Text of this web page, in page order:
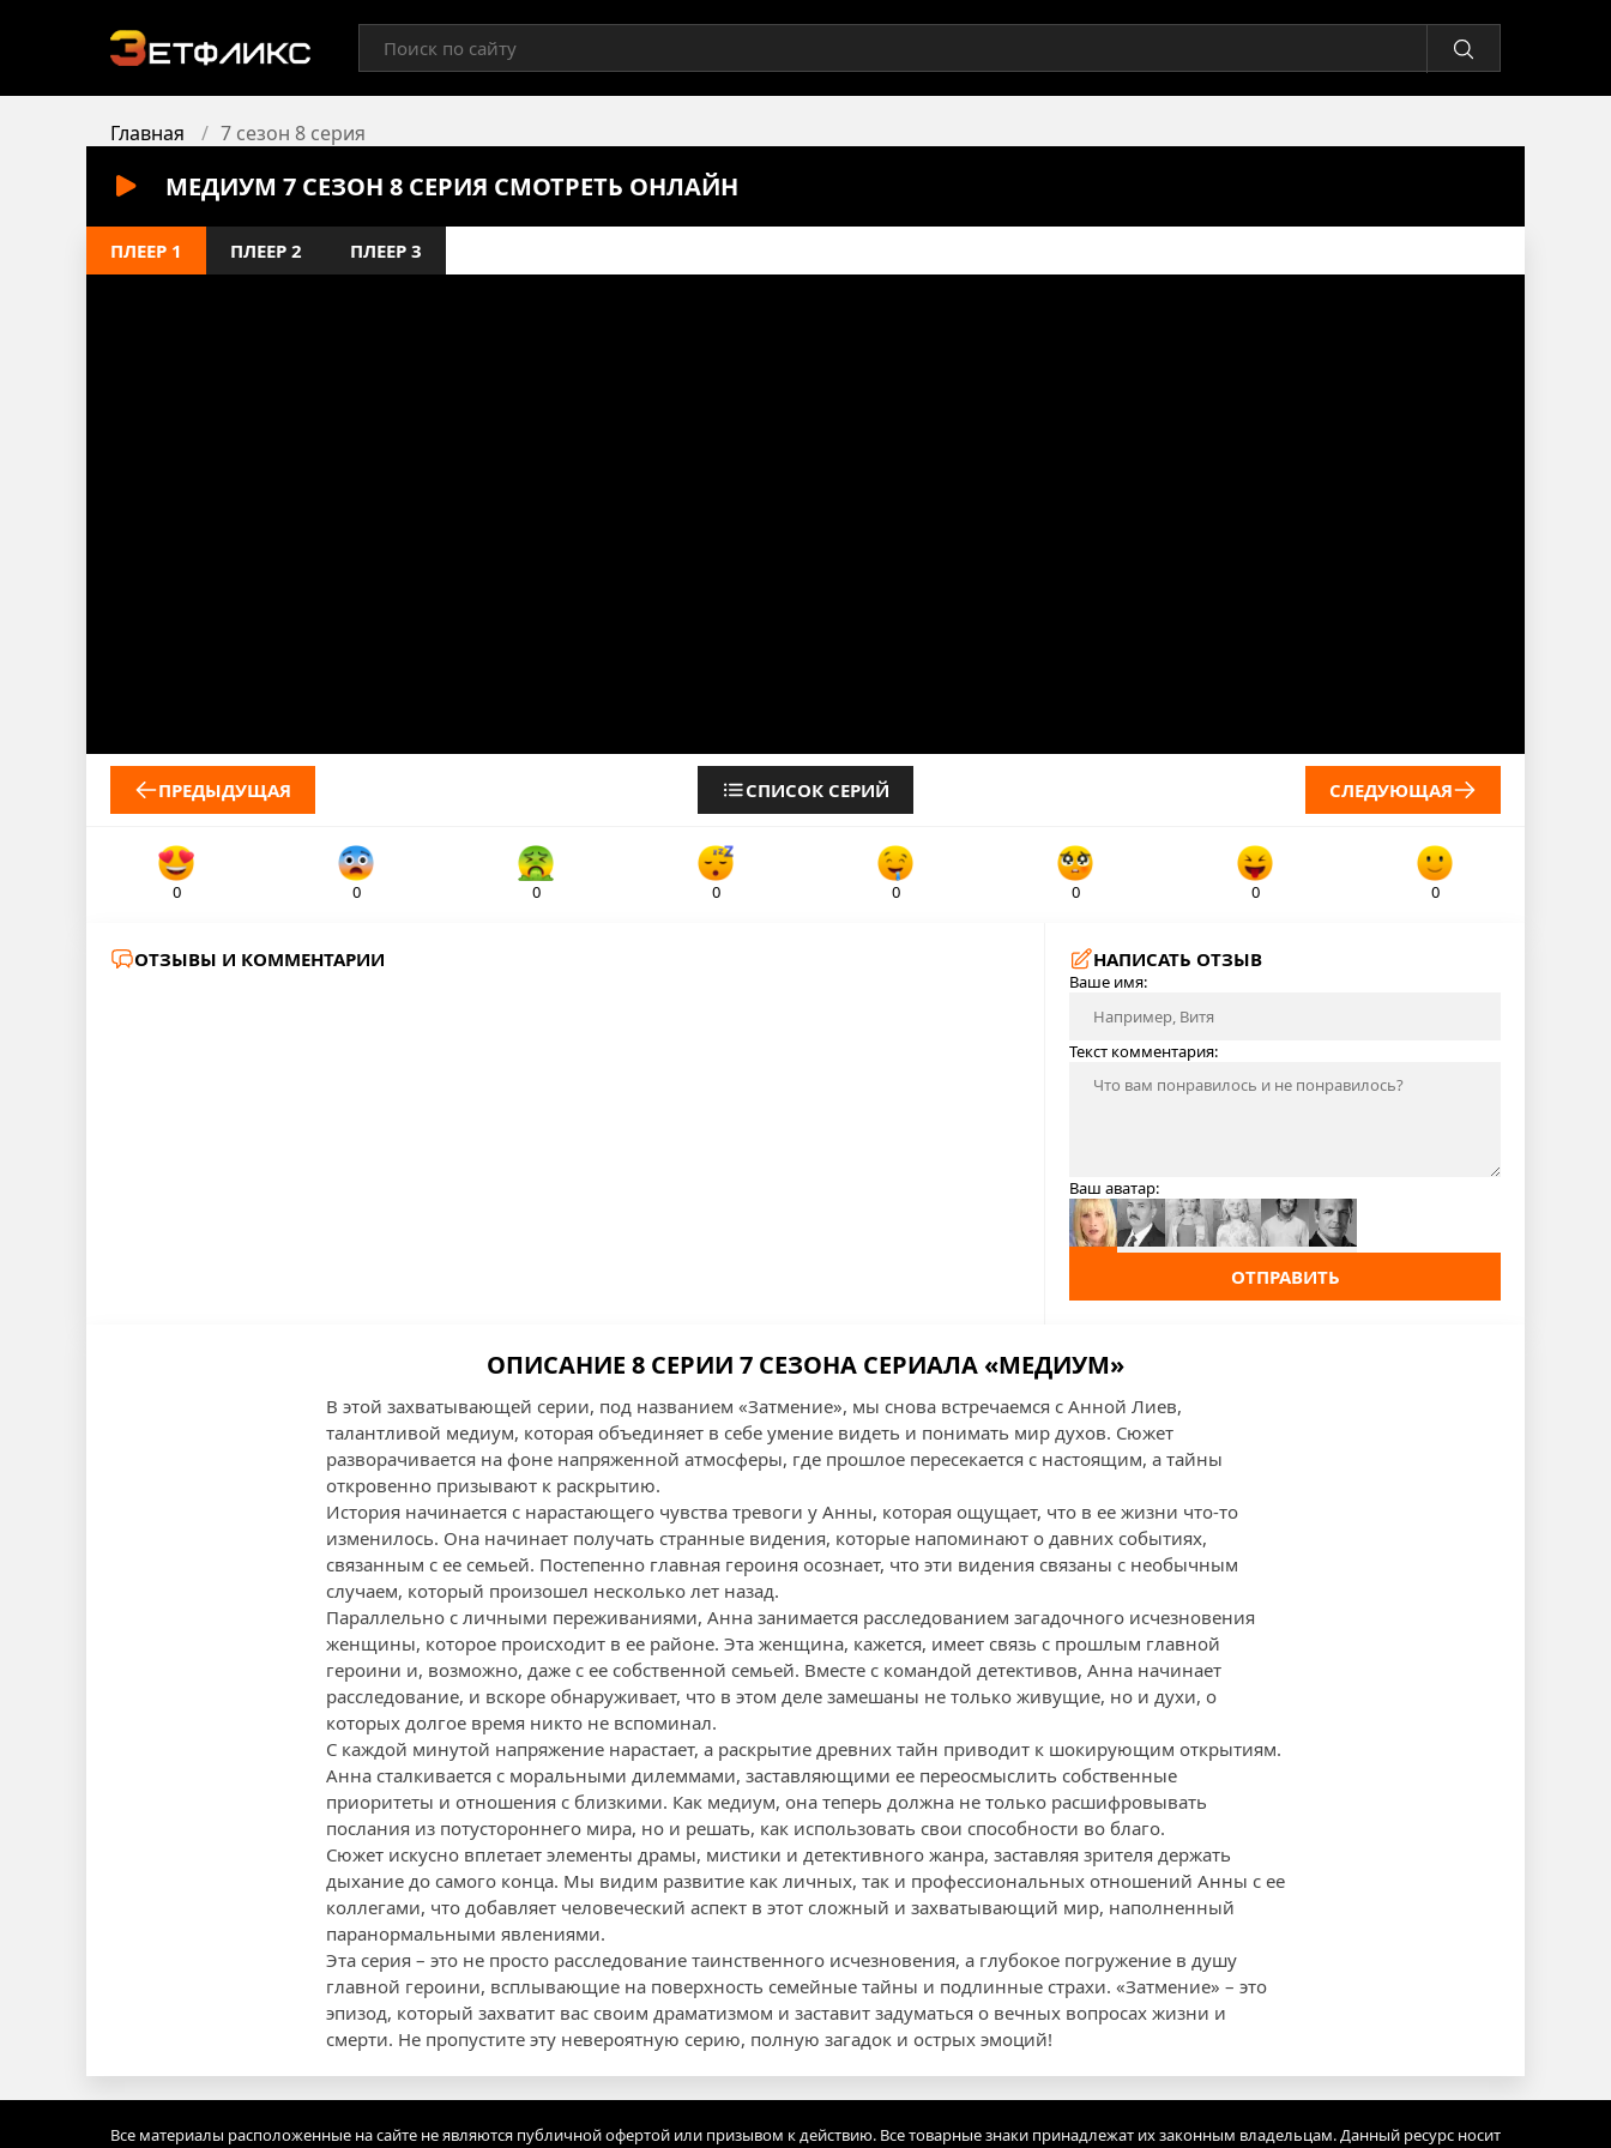
Главная 7 сезон 8 серия
МЕДИУМ 7 СЕЗОН 8 СЕРИЯ СМОТРЕТЬ ОНЛАЙН
ПЛЕЕР 1 ПЛЕЕР 2 ПЛЕЕР 3
ПРЕДЫДУЩАЯ СПИСОК СЕРИЙ СЛЕДУЮЩАЯ
0 0 0 0 0 0 0 0
ОТЗЫВЫ И КОММЕНТАРИИ НАПИСАТЬ ОТЗЫВ
Ваше имя:
Текст комментария:
Ваш аватар:
ОТПРАВИТЬ
ОПИСАНИЕ 8 СЕРИИ 7 СЕЗОНА СЕРИАЛА «МЕДИУМ»
В этой захватывающей серии, под названием «Затмение», мы снова встречаемся с Анной Лиев,
талантливой медиум, которая объединяет в себе умение видеть и понимать мир духов. Сюжет
разворачивается на фоне напряженной атмосферы, где прошлое пересекается с настоящим, а тайны
откровенно призывают к раскрытию.
История начинается с нарастающего чувства тревоги у Анны, которая ощущает, что в ее жизни что-то
изменилось. Она начинает получать странные видения, которые напоминают о давних событиях,
связанным с ее семьей. Постепенно главная героиня осознает, что эти видения связаны с необычным
случаем, который произошел несколько лет назад.
Параллельно с личными переживаниями, Анна занимается расследованием загадочного исчезновения
женщины, которое происходит в ее районе. Эта женщина, кажется, имеет связь с прошлым главной
героини и, возможно, даже с ее собственной семьей. Вместе с командой детективов, Анна начинает
расследование, и вскоре обнаруживает, что в этом деле замешаны не только живущие, но и духи, о
которых долгое время никто не вспоминал.
С каждой минутой напряжение нарастает, а раскрытие древних тайн приводит к шокирующим открытиям.
Анна сталкивается с моральными дилеммами, заставляющими ее переосмыслить собственные
приоритеты и отношения с близкими. Как медиум, она теперь должна не только расшифровывать
послания из потустороннего мира, но и решать, как использовать свои способности во благо.
Сюжет искусно вплетает элементы драмы, мистики и детективного жанра, заставляя зрителя держать
дыхание до самого конца. Мы видим развитие как личных, так и профессиональных отношений Анны с ее
коллегами, что добавляет человеческий аспект в этот сложный и захватывающий мир, наполненный
паранормальными явлениями.
Эта серия – это не просто расследование таинственного исчезновения, а глубокое погружение в душу
главной героини, всплывающие на поверхность семейные тайны и подлинные страхи. «Затмение» – это
эпизод, который захватит вас своим драматизмом и заставит задуматься о вечных вопросах жизни и
смерти. Не пропустите эту невероятную серию, полную загадок и острых эмоций!
Все материалы расположенные на сайте не являются публичной офертой или призывом к действию. Все товарные знаки принадлежат их законным владельцам. Данный ресурс носит